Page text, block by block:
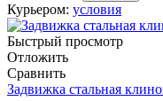
Курьером: условия
Быстрый просмотр
Отложить
Сравнить
Задвижка стальная